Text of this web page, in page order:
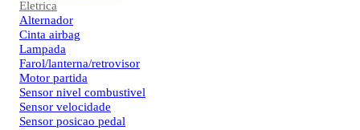
Eletrica
Alternador
Cinta airbag
Lampada
Farol/lanterna/retrovisor
Motor partida
Sensor nivel combustivel
Sensor velocidade
Sensor posicao pedal